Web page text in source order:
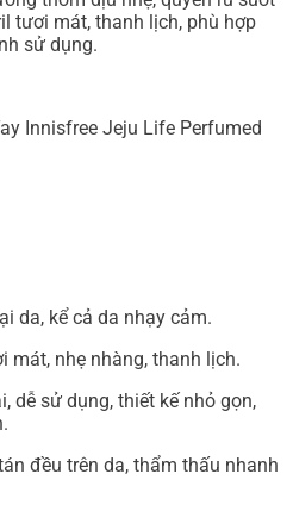
tươi mát, thanh lịch, phù hợp
sử dụng.
Innisfree Jeju Life Perfumed
da, kể cả da nhạy cảm.
mát, nhẹ nhàng, thanh lịch.
dễ sử dụng, thiết kế nhỏ gọn,
đều trên da, thẩm thấu nhanh